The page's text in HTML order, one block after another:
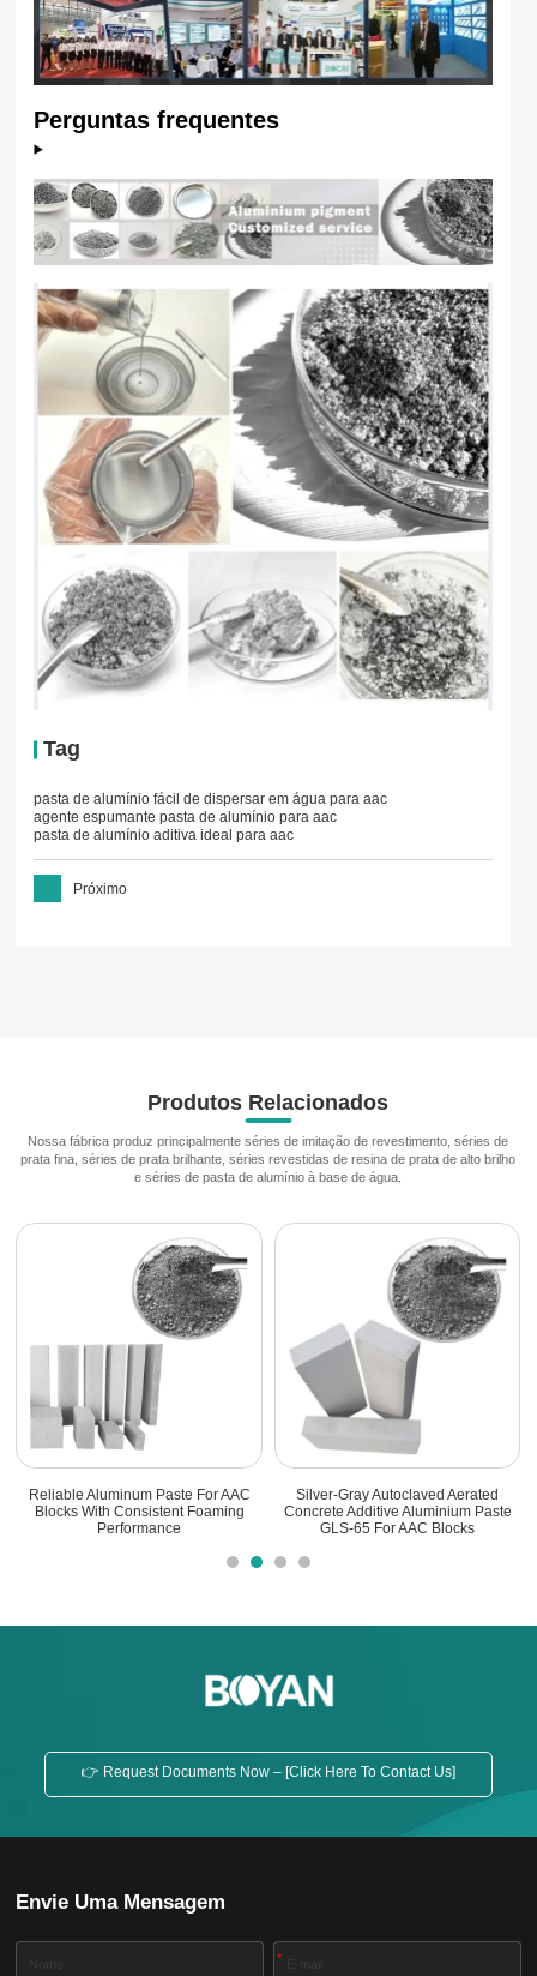
Perguntas frequentes
Tag
pasta de alumínio fácil de dispersar em água para aac
agente espumante pasta de alumínio para aac
pasta de alumínio aditiva ideal para aac
Próximo
Produtos Relacionados
Nossa fábrica produz principalmente séries de imitação de revestimento, séries de
prata fina, séries de prata brilhante, séries revestidas de resina de prata de alto brilho
e séries de pasta de alumínio à base de água.
Paste
Pasta De Pó De Alumínio Agente
Espumante Para AAC GLS-70
Pasta De Pó De Alumínio
Ideal Para AAC GLS-65
👉 Request Documents Now – [Click Here To Contact Us]
Envie Uma Mensagem
*